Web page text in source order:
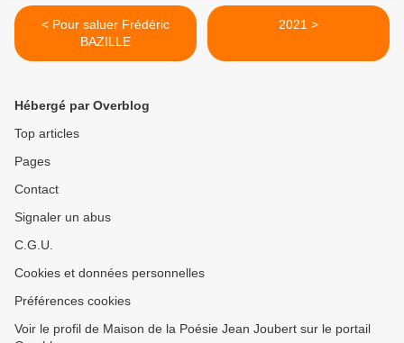
< Pour saluer Frédéric
BAZILLE
2021 >
Hébergé par Overblog
Top articles
Pages
Contact
Signaler un abus
C.G.U.
Cookies et données personnelles
Préférences cookies
Voir le profil de Maison de la Poésie Jean Joubert sur le portail